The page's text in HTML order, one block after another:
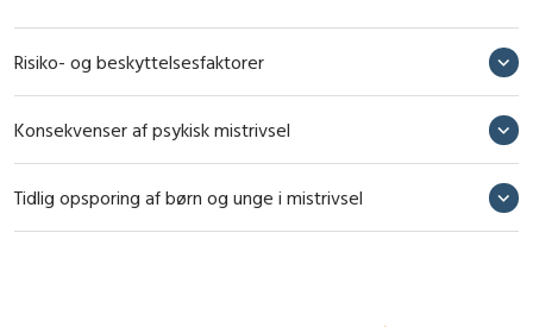
Risiko- og beskyttelsesfaktorer
Konsekvenser af psykisk mistrivsel
Tidlig opsporing af børn og unge i mistrivsel